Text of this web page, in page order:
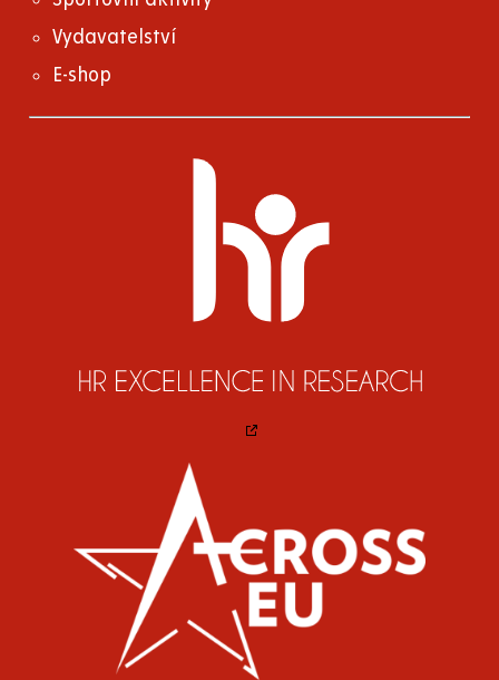
Vydavatelství
E-shop